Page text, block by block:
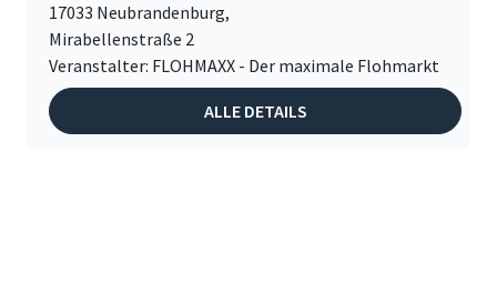
17033 Neubrandenburg,
Mirabellenstraße 2
Veranstalter: FLOHMAXX - Der maximale Flohmarkt
ALLE DETAILS